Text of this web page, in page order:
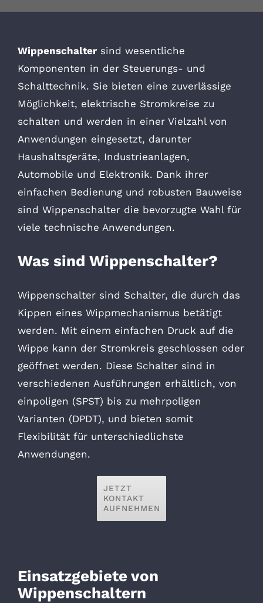
Wippenschalter sind wesentliche
Komponenten in der Steuerungs- und
Schalttechnik. Sie bieten eine zuverlässige
Möglichkeit, elektrische Stromkreise zu
schalten und werden in einer Vielzahl von
Anwendungen eingesetzt, darunter
Haushaltsgeräte, Industrieanlagen,
Automobile und Elektronik. Dank ihrer
einfachen Bedienung und robusten Bauweise
sind Wippenschalter die bevorzugte Wahl für
viele technische Anwendungen.
Was sind Wippenschalter?
Wippenschalter sind Schalter, die durch das
Kippen eines Wippmechanismus betätigt
werden. Mit einem einfachen Druck auf die
Wippe kann der Stromkreis geschlossen oder
geöffnet werden. Diese Schalter sind in
verschiedenen Ausführungen erhältlich, von
einpoligen (SPST) bis zu mehrpoligen
Varianten (DPDT), und bieten somit
Flexibilität für unterschiedlichste
Anwendungen.
JETZT
KONTAKT
AUFNEHMEN
Einsatzgebiete von
Wippenschaltern